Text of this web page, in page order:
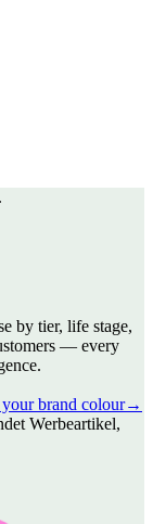
by tier, life stage,
— every
brand colour→
Werbeartikel,